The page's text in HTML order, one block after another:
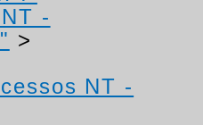
-
>
NT -